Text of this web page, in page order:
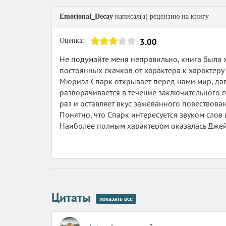
Все достойные люди были бедными, это
В романе рассказывается о жизни сразу
Стоит коммунисту нахмуриться - он
В те годы люди, владевшие ключами от
Мы могли бы обойтись без центрального
Книга довольно простая, именно поэтому
повторов, и очень очень много цитат из
Ничего, кроме удовлетворения
На фоне того, как сейчас много говорится о
то, что кто-то в то время хотел просто жить,
Emotional_Decay написал(а) рецензию на книгу
Оценка: 3.00
Не подумайте меня неправильно, книга была
постоянных скачков от характера к
Мюриэл Спарк открывает перед нами мир,
разворачивается в течение
раз и оставляет вкус зажёванного
Понятно, что Спарк интересуется звуком
Наиболее полным характером оказалась
подделка писем от поклонника известным
их сбыта. Именно в Джейн мы находим
околачиваются где-то на краю
Цитаты показать все